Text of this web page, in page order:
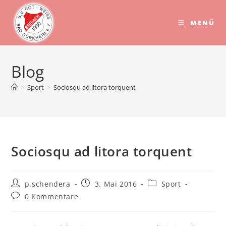
Inhalt
springen
MENÜ
Blog
> Sport > Sociosqu ad litora torquent
Sociosqu ad litora torquent
Beitrags-
Autor:
p.schendera
Beitrag3. Mai 2016
Beitrags-
Sport
Beitrags-
0 Kommentare